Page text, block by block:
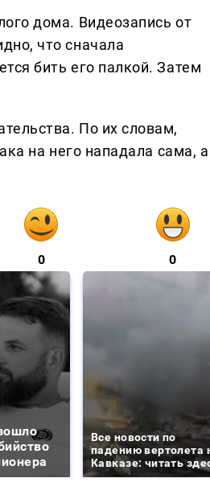
дома. Видеозапись от
что сначала
бить его палкой. Затем
По их словам,
на него нападала сама,
0 0
Все новости по
падению вертолета
Кавказе: читать